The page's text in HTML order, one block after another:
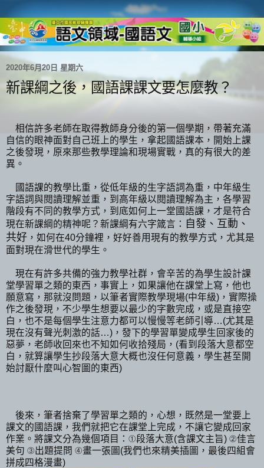
2020年6月20日 星期六
新課綱之後，國語課課文要怎麼教？
相信許多老師在取得教師身分後的第一個學期，帶著充滿
自信的眼神面對自己班上的學生，拿起國語課本，開始上課
之後發現，原來那些教學理論和現場實戰，真的有很大的差
異。
國語課的教學比重，從低年級的生字語詞為重，中年級生
字語詞與閱讀理解並重，到高年級以閱讀理解為主，各學習
階段有不同的教學方式，到底如何上一堂國語課，才是符合
現在新課綱的精神呢？新課綱有六字箴言： 自發、互動、
共好 ，如何在40分鐘裡，好好善用現有的教學方式，尤其是
面對現在滑世代的學生。
現在有許多共備的強力教學社群，會辛苦的為學生設計課
堂學習單之類的東西，事實上，如果讓他在課堂上寫，他也
願意寫，那就沒問題，以筆者實際教學現場(中年級)，實際操
作之後發現，不少學生想要以最少的字數完成，或是直接空
白，也不是每個學生注意力都可以慢慢等老師引導…(尤其是
現在沒有聲光刺激的話…)，發下的學習單變成學生回家後的
惡夢，老師收回來也不知如何收拾殘局，(看到段落大意都空
白，就算讓學生抄段落大意大概也沒任何意義，學生甚至開
始討厭什麼叫心智圖的東西)
後來，筆者捨棄了學習單之類的，心想，既然是一堂要上
課文的國語課，我們就把它在課堂上完成，不讓它變成回家
作業。將課文分為幾個項目：①段落大意(含課文主旨) ②佳言
美句 ③出題提問 ④畫一張圖(我們也來精美插圖，最後四組會
拼成四格漫畫)